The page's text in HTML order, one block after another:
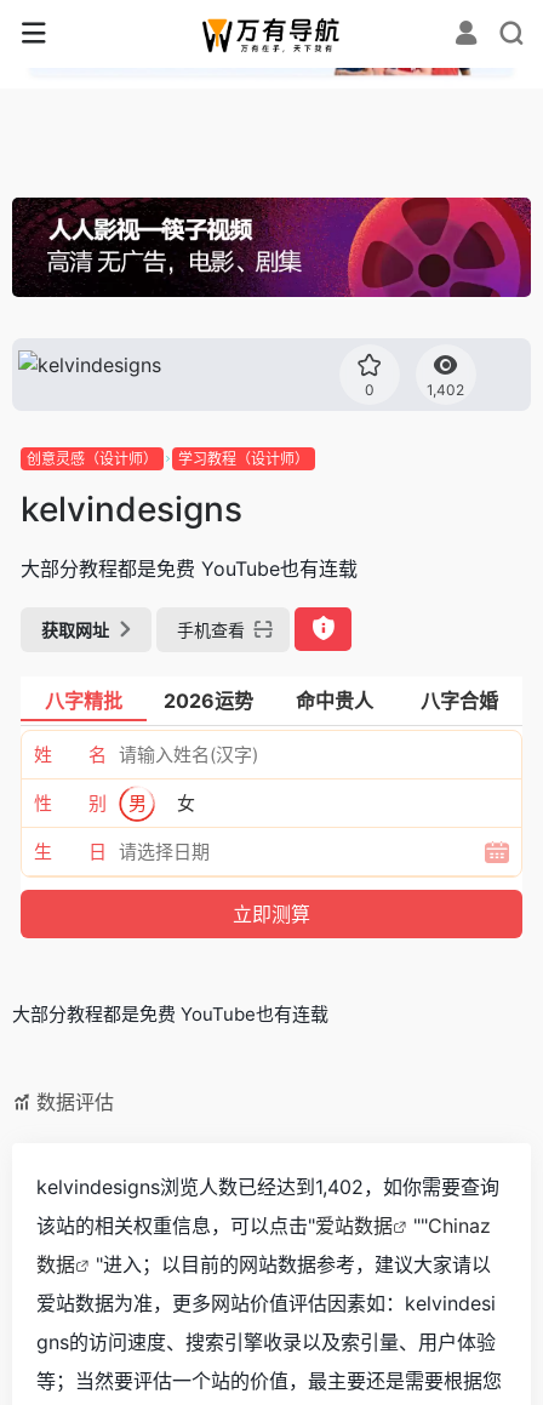
✕
0 1,402
创意灵感（设计师） 学习教程（设计师）
kelvindesigns
大部分教程都是免费 YouTube也有连载
获取网址 手机查看
八字精批 2026运势 命中贵人 八字合婚
姓 名
性 别 男 女
生 日
大部分教程都是免费 YouTube也有连载
数据评估
kelvindesigns浏览人数已经达到1,402，如你需要查询
该站的相关权重信息，可以点击"爱站数据 ""Chinaz
数据
"进入；以目前的网站数据参考，建议大家请以
爱站数据为准，更多网站价值评估因素如：kelvindesi
gns的访问速度、搜索引擎收录以及索引量、用户体验
等；当然要评估一个站的价值，最主要还是需要根据您